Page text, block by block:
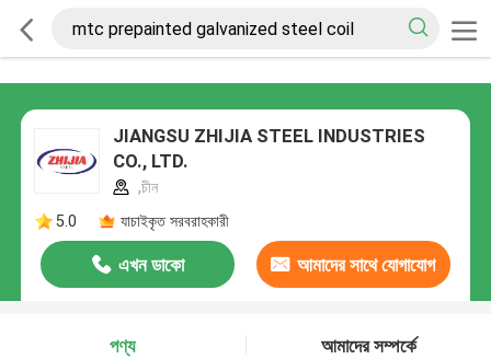
JIANGSU ZHIJIA STEEL INDUSTRIES
CO., LTD.
,চীন
5.0
যাচাইকৃত সরবরাহকারী
এখন ডাকো আমাদের সাথে যোগাযোগ
পণ্য
আমাদের সম্পর্কে